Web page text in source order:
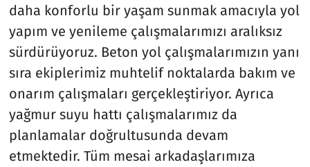
daha konforlu bir yaşam sunmak amacıyla yol
yapım ve yenileme çalışmalarımızı aralıksız
sürdürüyoruz. Beton yol çalışmalarımızın yanı
sıra ekiplerimiz muhtelif noktalarda bakım ve
onarım çalışmaları gerçekleştiriyor. Ayrıca
yağmur suyu hattı çalışmalarımız da
planlamalar doğrultusunda devam
etmektedir. Tüm mesai arkadaşlarımıza